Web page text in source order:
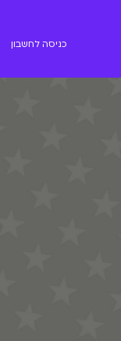
כניסה לחשבון